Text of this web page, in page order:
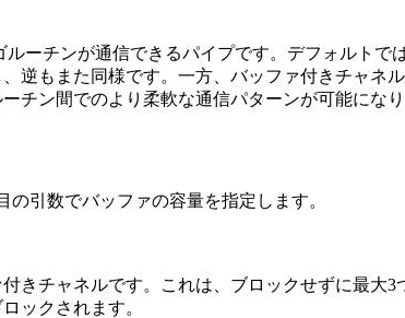
ーチンが通信できるパイプです。デフォルト
逆もまた同様です。一方、バッファ付きチャネ
チン間でのより柔軟な通信パターンが可能になり
の引数でバッファの容量を指定します。
きチャネルです。これは、ブロックせずに最大
ックされます。